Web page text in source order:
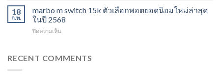
2568
ทิ้ง
หลาก
ตัว
ตอบ
15000
พอต
ใช้
บุหรี่
18
ก.พ.
marbo m switch 15k ตัวเลือกพอตยอดนิยมใหม่ล่าสุด
ในปี 2568
ปิดความเห็น
switch
RECENT COMMENTS